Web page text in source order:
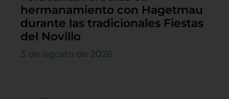
hermanamiento con Hagetmau
durante las tradicionales Fiestas
del Novillo
3 de agosto de 2026